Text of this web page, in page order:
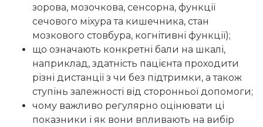
зорова, мозочкова, сенсорна, функції
сечового міхура та кишечника, стан
мозкового стовбура, когнітивні функції);
що означають конкретні бали на шкалі,
наприклад, здатність пацієнта проходити
різні дистанції з чи без підтримки, а також
ступінь залежності від сторонньої допомоги;
чому важливо регулярно оцінювати ці
показники і як вони впливають на вибір